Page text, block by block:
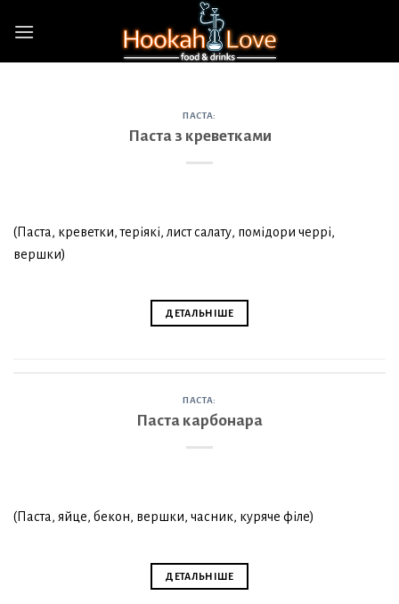
ПАСТА:
Паста з креветками
(Паста, креветки, теріякі, лист салату, помідори черрі,
вершки)
ДЕТАЛЬНІШЕ
ПАСТА:
Паста карбонара
(Паста, яйце, бекон, вершки, часник, куряче філе)
ДЕТАЛЬНІШЕ